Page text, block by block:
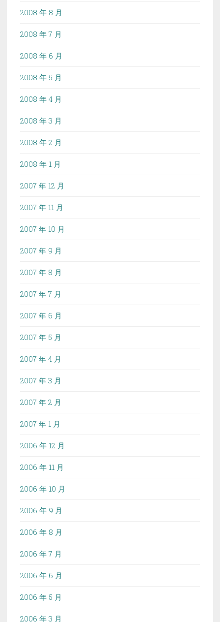
2008 年 8 月
2008 年 7 月
2008 年 6 月
2008 年 5 月
2008 年 4 月
2008 年 3 月
2008 年 2 月
2008 年 1 月
2007 年 12 月
2007 年 11 月
2007 年 10 月
2007 年 9 月
2007 年 8 月
2007 年 7 月
2007 年 6 月
2007 年 5 月
2007 年 4 月
2007 年 3 月
2007 年 2 月
2007 年 1 月
2006 年 12 月
2006 年 11 月
2006 年 10 月
2006 年 9 月
2006 年 8 月
2006 年 7 月
2006 年 6 月
2006 年 5 月
2006 年 3 月